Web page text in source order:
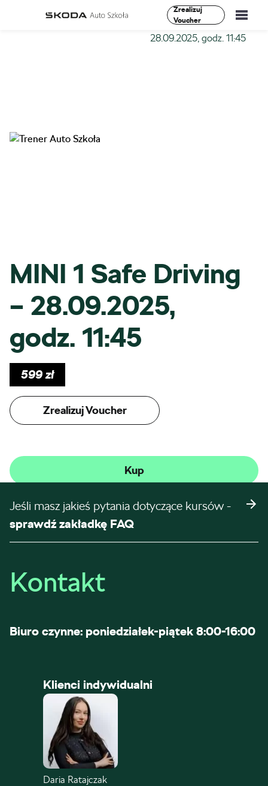
Zrealizuj
Voucher
MINI 1 Safe Driving –
28.09.2025, godz. 11:45
MINI 1 Safe Driving
– 28.09.2025,
godz. 11:45
599zł
Zrealizuj Voucher
Kup
Jeśli masz jakieś pytania dotyczące kursów -
sprawdź zakładkę FAQ
Kontakt
Biuro czynne: poniedziałek-piątek 8:00-16:00
Klienci indywidualni
Daria Ratajczak